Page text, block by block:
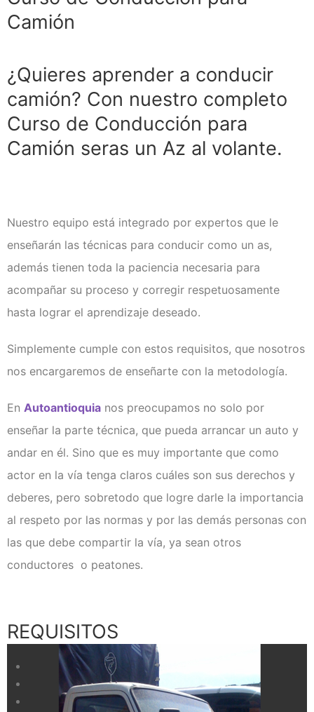
(Vehículo Servicio Publico)
Recategorización C1 a C2
(Vehículo Pesado Servicio
Publico)
Renovación de licencias de
conducción en Medellín
Vehículos
Instalaciones
¿Quiénes somos?
Noticias
Examen técnico online
Camión
¿Quieres aprender a conducir
camión? Con nuestro completo
Curso de Conducción para
Camión seras un Az al volante.
Nuestro equipo está integrado por expertos que le
enseñarán las técnicas para conducir como un as,
además tienen toda la paciencia necesaria para
acompañar su proceso y corregir respetuosamente
hasta lograr el aprendizaje deseado.
Simplemente cumple con estos requisitos, que nosotros
nos encargaremos de enseñarte con la metodología.
En Autoantioquia nos preocupamos no solo por
enseñar la parte técnica, que pueda arrancar un auto y
andar en él. Sino que es muy importante que como
actor en la vía tenga claros cuáles son sus derechos y
deberes, pero sobretodo que logre darle la importancia
al respeto por las normas y por las demás personas con
las que debe compartir la vía, ya sean otros
conductores o peatones.
REQUISITOS